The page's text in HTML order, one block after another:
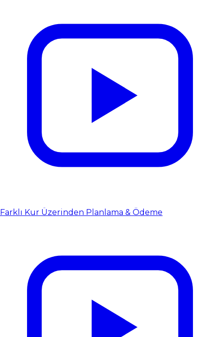
Farklı Kur Üzerinden Planlama & Ödeme